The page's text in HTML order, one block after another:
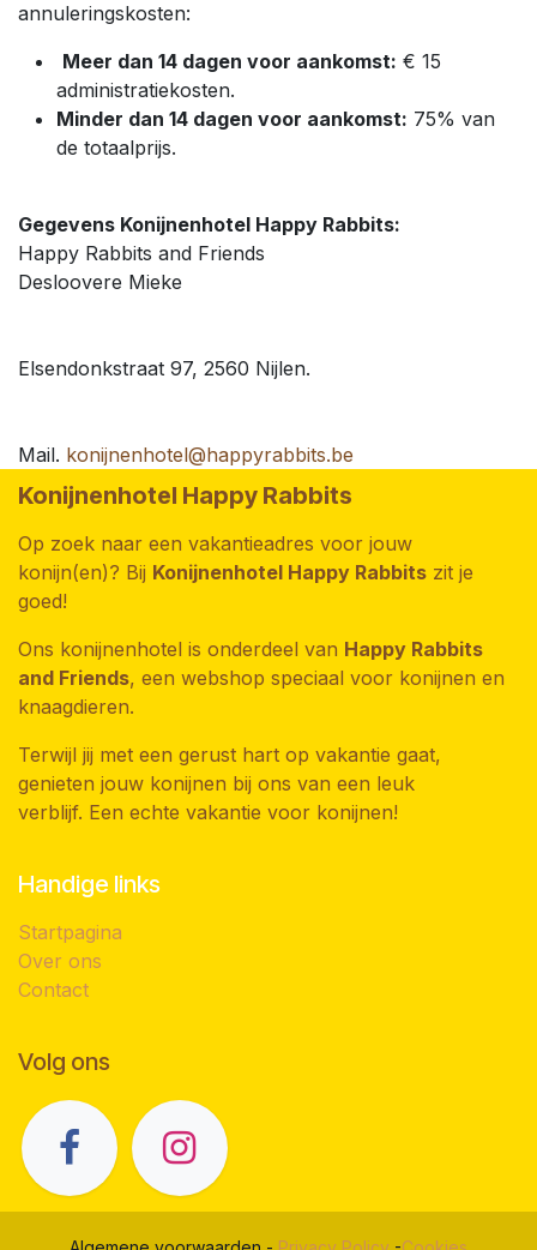
annuleringskosten:
Meer dan 14 dagen voor aankomst: € 15
administratiekosten.
Minder dan 14 dagen voor aankomst: 75% van
de totaalprijs.
Gegevens Konijnenhotel Happy Rabbits:
Happy Rabbits and Friends
Desloovere Mieke
Elsendonkstraat 97, 2560 Nijlen.
Mail. konijnenhotel@happyrabbits.be
Konijnenhotel Happy Rabbits
Op zoek naar een vakantieadres voor jouw
konijn(en)? Bij Konijnenhotel Happy Rabbits zit je
goed!
Ons konijnenhotel is onderdeel van Happy Rabbits
and Friends, een webshop speciaal voor konijnen en
knaagdieren.
Terwijl jij met een gerust hart op vakantie gaat,
genieten jouw konijnen bij ons van een leuk
verblijf. Een echte vakantie voor konijnen!
Handige links
Startpagina
Over ons
Contact
Volg ons